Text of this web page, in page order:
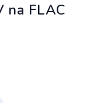
na FLAC